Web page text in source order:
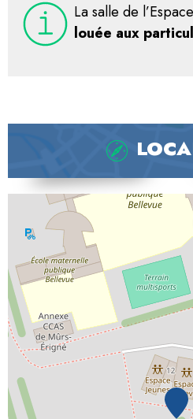
La salle de
louée aux